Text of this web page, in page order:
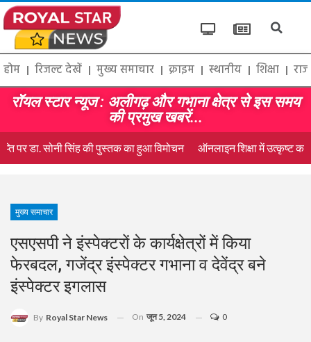
होम रिजल्ट देखें मुख्य समाचार क्राइम स्थानीय शिक्षा
रॉयल स्टार न्यूज : अलीगढ़ और गभाना क्षेत्र से इस समय
की प्रमुख खबरें...
पर डा. सोनी सिंह की पुस्तक का हुआ विमोचन ऑनलाइन शिक्षा में उत्कृष्ट कार्य
मुख्य समाचार
एसएसपी ने इंस्पेक्टरों के कार्यक्षेत्रों में किया
फेरबदल, गजेंद्र इंस्पेक्टर गभाना व देवेंद्र बने
इंस्पेक्टर इगलास
By Royal Star News On जून 5, 2024 0